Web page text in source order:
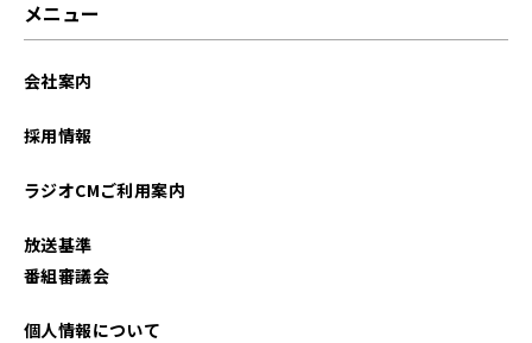
メニュー
会社案内
採用情報
ラジオCMご利用案内
放送基準
番組審議会
個人情報について